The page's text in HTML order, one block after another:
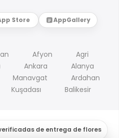
Store AppGallery
Afyon
Agri
Ankara
Alanya
Manavgat
Ardahan
Kuşadası Balikesir
de entrega de flores